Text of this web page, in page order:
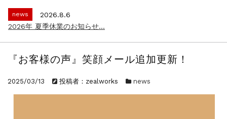
news
2026.8.6
2026年 夏季休業のお知らせ...
news
2026.8.6
『お客様の声』笑顔メール追加更新！
2025/03/13 投稿者：zealworks news